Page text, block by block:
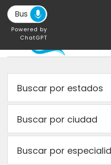
Powered by
ChatGPT